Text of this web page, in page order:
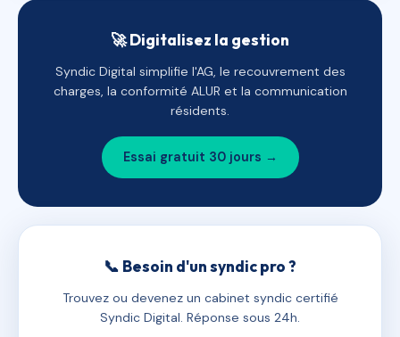
🚀 Digitalisez la gestion
Syndic Digital simplifie l'AG, le recouvrement des
charges, la conformité ALUR et la communication
résidents.
Essai gratuit 30 jours →
📞 Besoin d'un syndic pro ?
Trouvez ou devenez un cabinet syndic certifié
Syndic Digital. Réponse sous 24h.